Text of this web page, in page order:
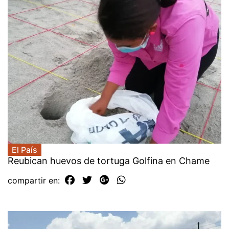
El País
Reubican huevos de tortuga Golfina en Chame
compartir en: